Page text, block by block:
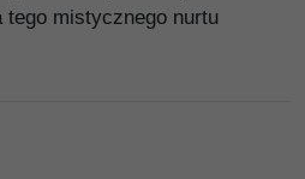
mistycznego nurtu